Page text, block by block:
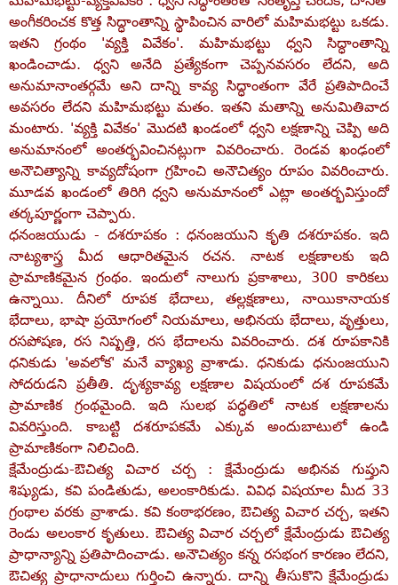
అంగీకరించక కొత్త సిద్ధాంతాన్ని స్థాపించిన వారిలో మహిమభట్టు ఒకడు.
ఇతని గ్రంథం 'వ్యక్తి వివేకం'. మహిమభట్టు ధ్వని సిద్ధాంతాన్ని
ఖండించాడు. ధ్వని అనేది ప్రత్యేకంగా చెప్పనవసరం లేదని, అది
అనుమానాంతర్గమే అని దాన్ని కావ్య సిద్ధాంతంగా వేరే ప్రతిపాదించే
అవసరం లేదని మహిమభట్టు మతం. ఇతని మతాన్ని అనుమితివాద
మంటారు. 'వ్యక్తి వివేకం' మొదటి ఖండంలో ధ్వని లక్షణాన్ని చెప్పి అది
అనుమానంలో అంతర్భవించినట్లుగా వివరించారు. రెండవ ఖంఢంలో
అనౌచిత్యాన్ని కావ్యదోషంగా గ్రహించి అనౌచిత్యం రూపం వివరించారు.
మూడవ ఖండంలో తిరిగి ధ్వని అనుమానంలో ఎట్లా అంతర్భవిస్తుందో
తర్కపూర్ణంగా చెప్పారు.
ధనంజయుడు - దశరూపకం : ధనంజయుని కృతి దశరూపకం. ఇది
నాట్యశాస్త్ర మీద ఆధారితమైన రచన. నాటక లక్షణాలకు ఇది
ప్రామాణికమైన గ్రంథం. ఇందులో నాలుగు ప్రకాశాలు, 300 కారికలు
ఉన్నాయి. దీనిలో రూపక భేదాలు, తల్లక్షణాలు, నాయికానాయక
భేదాలు, భాషా ప్రయోగంలో నియమాలు, అభినయ భేదాలు, వృత్తులు,
రసపోషణ, రస నిష్పత్తి, రస భేదాలను వివరించారు. దశ రూపకానికి
ధనికుడు 'అవలోక' మనే వ్యాఖ్య వ్రాశాడు. ధనికుడు ధనుంజయుని
సోదరుడని ప్రతీతి. దృశ్యకావ్య లక్షణాల విషయంలో దశ రూపకమే
ప్రామాణిక గ్రంథమైంది. ఇది సులభ పద్ధతిలో నాటక లక్షణాలను
వివరిస్తుంది. కాబట్టి దశరూపకమే ఎక్కువ అందుబాటులో ఉండి
ప్రామాణికంగా నిలిచింది.
క్షేమేంద్రుడు-ఔచిత్య విచార చర్చ : క్షేమేంద్రుడు అభినవ గుప్తుని
శిష్యుడు, కవి పండితుడు, అలంకారికుడు. వివిధ విషయాల మీద 33
గ్రంథాల వరకు వ్రాశాడు. కవి కంఠాభరణం, ఔచిత్య విచార చర్చ, ఇతని
రెండు అలంకార కృతులు. ఔచిత్య విచార చర్చలో క్షేమేంద్రుడు ఔచిత్య
ప్రాధాన్యాన్ని ప్రతిపాదించాడు. అనౌచిత్యం కన్న రసభంగ కారణం లేదని,
ఔచిత్య ప్రాధానాదులు గుర్తించి ఉన్నారు. దాన్ని తీసుకొని క్షేమేంద్రుడు